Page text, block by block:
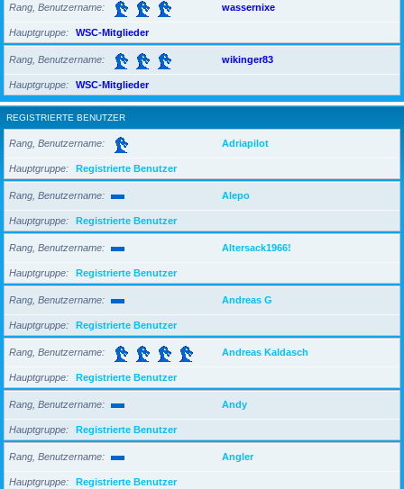
Rang, Benutzername wassernixe
Hauptgruppe WSC-Mitglieder
Rang, Benutzername wikinger83
Hauptgruppe WSC-Mitglieder
REGISTRIERTE BENUTZER
Rang, Benutzername Adriapilot
Hauptgruppe Registrierte Benutzer
Rang, Benutzername Alepo
Hauptgruppe Registrierte Benutzer
Rang, Benutzername Altersack1966!
Hauptgruppe Registrierte Benutzer
Rang, Benutzername Andreas G
Hauptgruppe Registrierte Benutzer
Rang, Benutzername Andreas Kaldasch
Hauptgruppe Registrierte Benutzer
Rang, Benutzername Andy
Hauptgruppe Registrierte Benutzer
Rang, Benutzername Angler
Hauptgruppe Registrierte Benutzer